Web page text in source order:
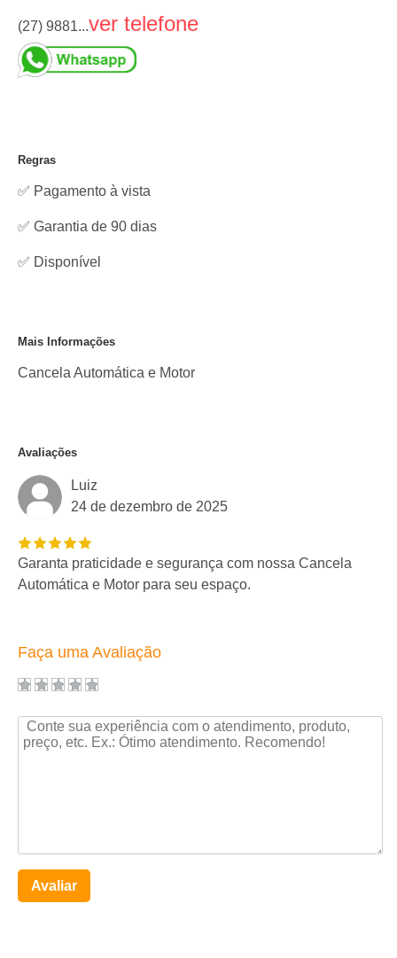
(27) 9881...ver telefone
Regras
✅ Pagamento à vista
✅ Garantia de 90 dias
✅ Disponível
Mais Informações
Cancela Automática e Motor
Avaliações
Luiz
24 de dezembro de 2025
Garanta praticidade e segurança com nossa Cancela
Automática e Motor para seu espaço.
Faça uma Avaliação
Avaliar